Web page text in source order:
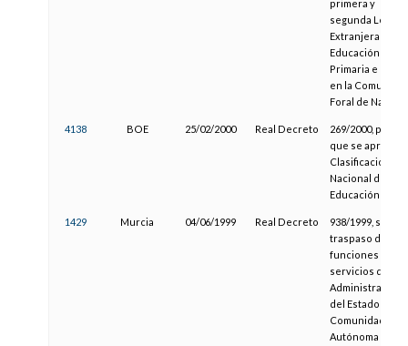
primera y
segunda Lengua
Extranjera en
Educación
Primaria e
en la
Foral de
4138 BOE 25/02/2000 Real Decreto
269/2000, por el
que se aprueba
Clasificación
Nacional de
Educación 2000
1429 Murcia 04/06/1999 Real Decreto
938/1999, sobre
traspaso de
funciones y
servicios de la
Administración
del Estado de la
Comunidad
Autónoma de la